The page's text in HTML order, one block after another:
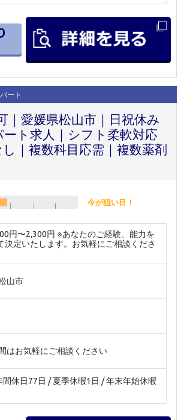
パート
｜愛媛県松山市｜日祝休み
ート求人｜シフト柔軟対応
し｜複数科目応需｜複数薬剤
今が狙い目！
円〜2,300円 ※あなたのご経験、能力を
決定いたします。お気軽にご相談くださ
山市
はお気軽にご相談ください
間休日77日 / 夏季休暇1日 / 年末年始休暇